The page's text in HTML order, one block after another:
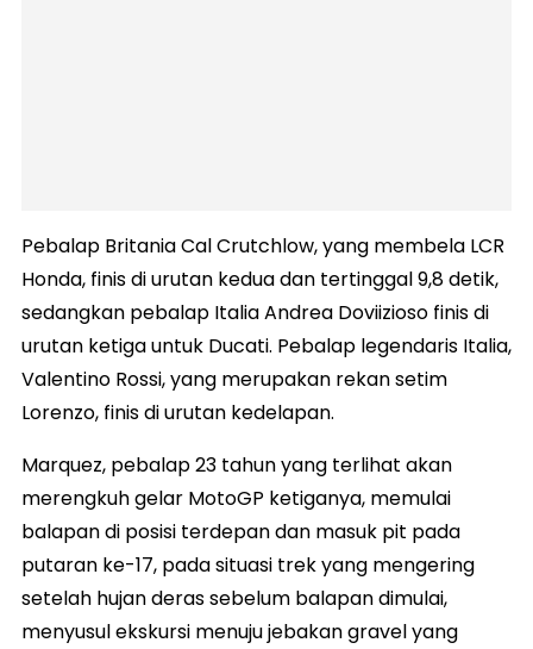
Pebalap Britania Cal Crutchlow, yang membela LCR
Honda, finis di urutan kedua dan tertinggal 9,8 detik,
sedangkan pebalap Italia Andrea Doviizioso finis di
urutan ketiga untuk Ducati. Pebalap legendaris Italia,
Valentino Rossi, yang merupakan rekan setim
Lorenzo, finis di urutan kedelapan.
Marquez, pebalap 23 tahun yang terlihat akan
merengkuh gelar MotoGP ketiganya, memulai
balapan di posisi terdepan dan masuk pit pada
putaran ke-17, pada situasi trek yang mengering
setelah hujan deras sebelum balapan dimulai,
menyusul ekskursi menuju jebakan gravel yang